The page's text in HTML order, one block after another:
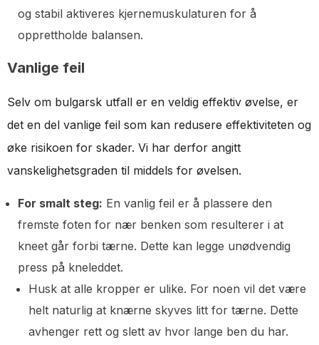
og stabil aktiveres kjernemuskulaturen for å
opprettholde balansen.
Vanlige feil
Selv om bulgarsk utfall er en veldig effektiv øvelse, er
det en del vanlige feil som kan redusere effektiviteten og
øke risikoen for skader. Vi har derfor angitt
vanskelighetsgraden til middels for øvelsen.
For smalt steg: En vanlig feil er å plassere den
fremste foten for nær benken som resulterer i at
kneet går forbi tærne. Dette kan legge unødvendig
press på kneleddet.
Husk at alle kropper er ulike. For noen vil det være
helt naturlig at knærne skyves litt for tærne. Dette
avhenger rett og slett av hvor lange ben du har.